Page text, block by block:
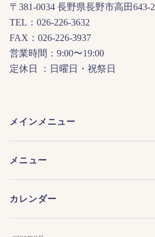
〒381-0034 長野県長野市高田643-2
TEL：026-226-3632
FAX：026-226-3937
営業時間：9:00〜19:00
定休日 ：日曜日・祝祭日
メインメニュー
メニュー
カレンダー